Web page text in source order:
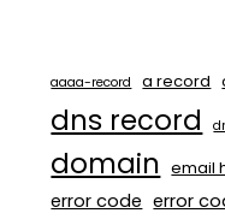
aaaa-record a record
dns record
domain email
error code error